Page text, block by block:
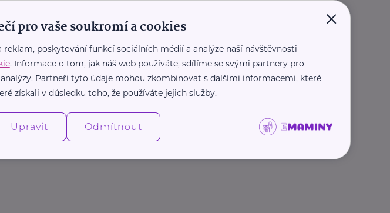
×
pro vaše soukromí a cookies
reklam, poskytování funkcí sociálních médií a analýze naší návštěvnosti
. Informace o tom, jak náš web používáte, sdílíme se svými partnery pro
Partneři tyto údaje mohou zkombinovat s dalšími informacemi, které
získali v důsledku toho, že používáte jejich služby.
Upravit Odmítnout